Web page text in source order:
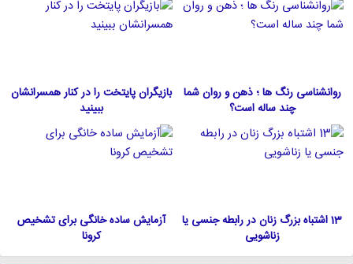
روانشناسی رنگ ها ؛ ذهن و روان شما
چند ساله است؟
بازیگران پایتخت را در کنار همسرانشان
ببینید
13 اشتباه بزرگ زنان در رابطه جنسی یا
زناشویی
آزمایش ساده خانگی برای تشخیص
کرونا